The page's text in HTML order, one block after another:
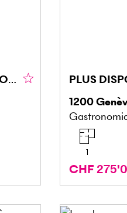
PLUS DISPONIBLE PLUS DISPONIBLE
1200
1
CHF